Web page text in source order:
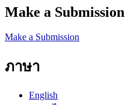
Make a Submission
Make a Submission
ภาษา
English